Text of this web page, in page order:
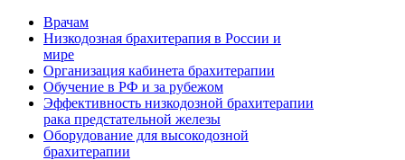
Врачам
Низкодозная брахитерапия в России и
мире
Организация кабинета брахитерапии
Обучение в РФ и за рубежом
Эффективность низкодозной брахитерапии
рака предстательной железы
Оборудование для высокодозной
брахитерапии